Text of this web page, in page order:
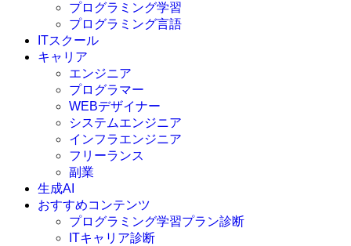
プログラミング学習
プログラミング言語
C言語
C#
VBA
Go言語
Kotlin
Java
JavaScript
Swift
Ruby
その他言語
ITスクール
キャリア
エンジニア
プログラマー
WEBデザイナー
システムエンジニア
インフラエンジニア
フリーランス
副業
生成AI
おすすめコンテンツ
プログラミング学習プラン診断
ITキャリア診断